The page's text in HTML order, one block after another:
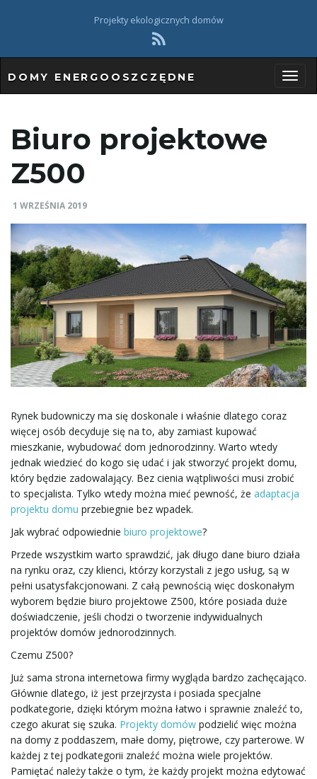
Projekty ekologicznych domów
z
e
ł
c
n
DOMY ENERGOOSZCZĘDNE
Biuro projektowe
Z500
1 WRZEŚNIA 2019
Rynek budowniczy ma się doskonale i właśnie dlatego coraz
więcej osób decyduje się na to, aby zamiast kupować
mieszkanie, wybudować dom jednorodzinny. Warto wtedy
jednak wiedzieć do kogo się udać i jak stworzyć projekt domu,
który będzie zadowalający. Bez cienia wątpliwości musi zrobić
to specjalista. Tylko wtedy można mieć pewność, że adaptacja
projektu domu przebiegnie bez wpadek.
Jak wybrać odpowiednie biuro projektowe?
Przede wszystkim warto sprawdzić, jak długo dane biuro działa
na rynku oraz, czy klienci, którzy korzystali z jego usług, są w
pełni usatysfakcjonowani. Z całą pewnością więc doskonałym
wyborem będzie biuro projektowe Z500, które posiada duże
doświadczenie, jeśli chodzi o tworzenie indywidualnych
projektów domów jednorodzinnych.
Czemu Z500?
Już sama strona internetowa firmy wygląda bardzo zachęcająco.
Głównie dlatego, iż jest przejrzysta i posiada specjalne
podkategorie, dzięki którym można łatwo i sprawnie znaleźć to,
czego akurat się szuka. Projekty domów podzielić więc można
na domy z poddaszem, małe domy, piętrowe, czy parterowe. W
każdej z tej podkategorii znaleźć można wiele projektów.
Pamiętać należy także o tym, że każdy projekt można edytować